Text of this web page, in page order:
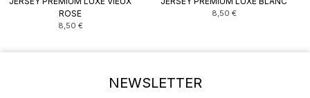
ROSE
8,50 €
8,50 €
NEWSLETTER